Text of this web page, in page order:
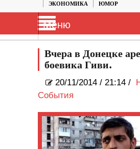
ЭКОНОМИКА
ЮМОР
Меню
Вчера в Донецке
боевика Гиви.
20/11/2014 / 21:14 /
События